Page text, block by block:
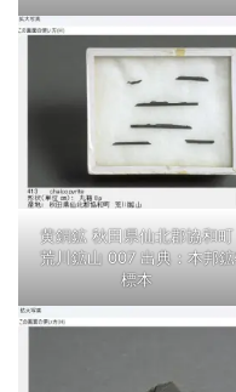
黄銅鉱 秋田県仙北郡協和
荒川鉱山 007 出典：本邦
標本